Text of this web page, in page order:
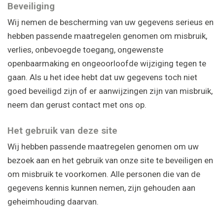
Beveiliging
Wij nemen de bescherming van uw gegevens serieus en
hebben passende maatregelen genomen om misbruik,
verlies, onbevoegde toegang, ongewenste
openbaarmaking en ongeoorloofde wijziging tegen te
gaan. Als u het idee hebt dat uw gegevens toch niet
goed beveiligd zijn of er aanwijzingen zijn van misbruik,
neem dan gerust contact met ons op.
Het gebruik van deze site
Wij hebben passende maatregelen genomen om uw
bezoek aan en het gebruik van onze site te beveiligen en
om misbruik te voorkomen. Alle personen die van de
gegevens kennis kunnen nemen, zijn gehouden aan
geheimhouding daarvan.